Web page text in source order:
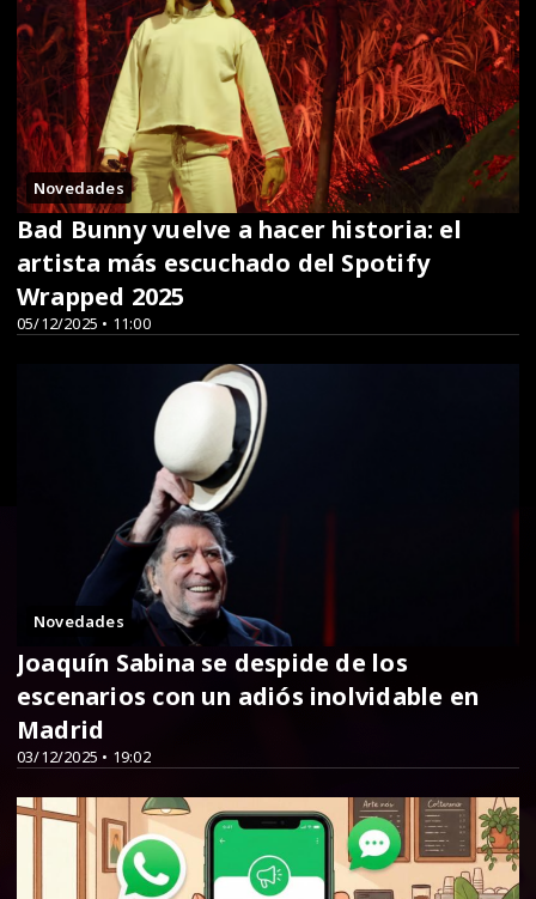
Novedades
05/12/2025 • 11:00
Bad Bunny vuelve a hacer historia: el
artista más escuchado del Spotify
Wrapped 2025
Novedades
03/12/2025 • 19:02
Joaquín Sabina se despide de los
escenarios con un adiós inolvidable en
Madrid